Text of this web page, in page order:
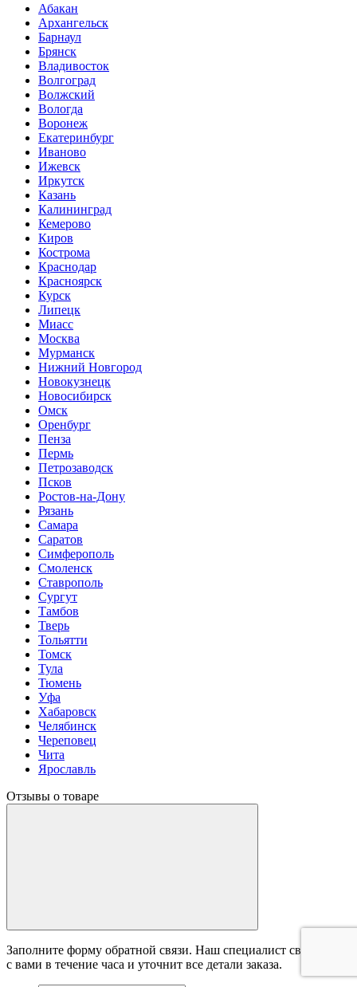
Абакан
Архангельск
Барнаул
Брянск
Владивосток
Волгоград
Волжский
Вологда
Воронеж
Екатеринбург
Иваново
Ижевск
Иркутск
Казань
Калининград
Кемерово
Киров
Кострома
Краснодар
Красноярск
Курск
Липецк
Миасс
Москва
Мурманск
Нижний Новгород
Новокузнецк
Новосибирск
Омск
Оренбург
Пенза
Пермь
Петрозаводск
Псков
Ростов-на-Дону
Рязань
Самара
Саратов
Симферополь
Смоленск
Ставрополь
Сургут
Тамбов
Тверь
Тольятти
Томск
Тула
Тюмень
Уфа
Хабаровск
Челябинск
Череповец
Чита
Ярославль
Отзывы о товаре
Заполните форму обратной связи. Наш специалист свяжется
с вами в течение часа и уточнит все детали заказа.